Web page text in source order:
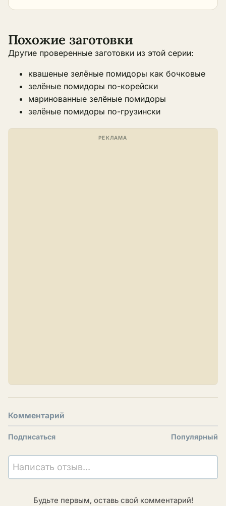
Похожие заготовки
Другие проверенные заготовки из этой серии:
квашеные зелёные помидоры как бочковые
зелёные помидоры по-корейски
маринованные зелёные помидоры
зелёные помидоры по-грузински
Комментарий
Подписаться Популярный
Написать отзыв...
Будьте первым, оставь свой комментарий!